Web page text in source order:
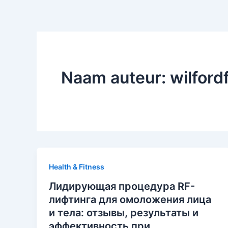
Naam auteur:
Health & Fitness
Лидирующая процедура RF-
лифтинга для омоложения лица
и тела: отзывы, результаты и